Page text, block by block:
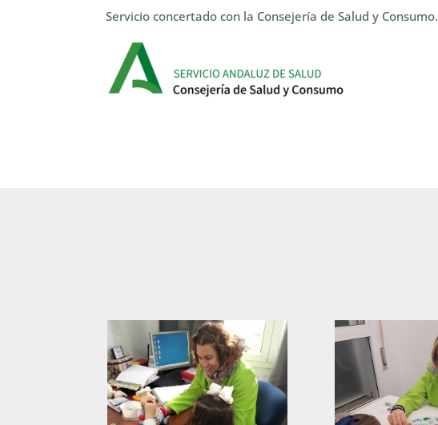
Servicio concertado con la Consejería de Salud y Consumo.